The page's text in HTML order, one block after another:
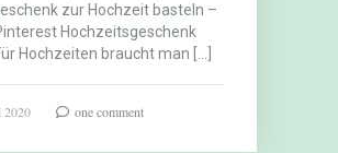
zur Hochzeit basteln –
Hochzeitsgeschenk
Hochzeiten braucht man […]
2020 one comment